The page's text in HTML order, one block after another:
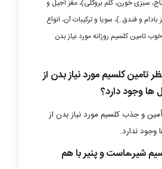
سبزی خورن، کلم بروکلی)، مغز آجیل و
و فندق..)، سویا و ترکیبات آن، انواع
تامین کلسیم روزانه مورد نیاز بدن
تامین کلسیم مورد نیاز بدن از
وجود دارد؟
و جذب کلسیم مورد نیاز بدن از
ندارد.
شیر،ماست و پنیر با هم